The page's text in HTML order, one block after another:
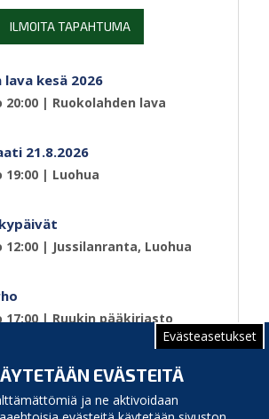
Evästeasetukset
EVÄSTEITÄ
ja ne aktivoidaan
ILMOITA TAPAHTUMA
lava kesä 2026
20:00 | Ruokolahden lava
21.8.2026
19:00 | Luohua
12:00 | Jussilanranta, Luohua
17:00| Ruukin pääkirjasto
Sivu 1